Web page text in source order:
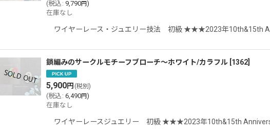
(税込 : 9,790円)
在庫なし
ワイヤーレース・ジュエリー技法 初級 ★★★2023年10th&15th
鎖編みのサークルモチーフブローチ〜ホワイト/カラフル 1362
5,900円 (税別)
(税込 : 6,490円)
在庫なし
ワイヤーレースジュエリー 初級 ★★★2023年10th&15th